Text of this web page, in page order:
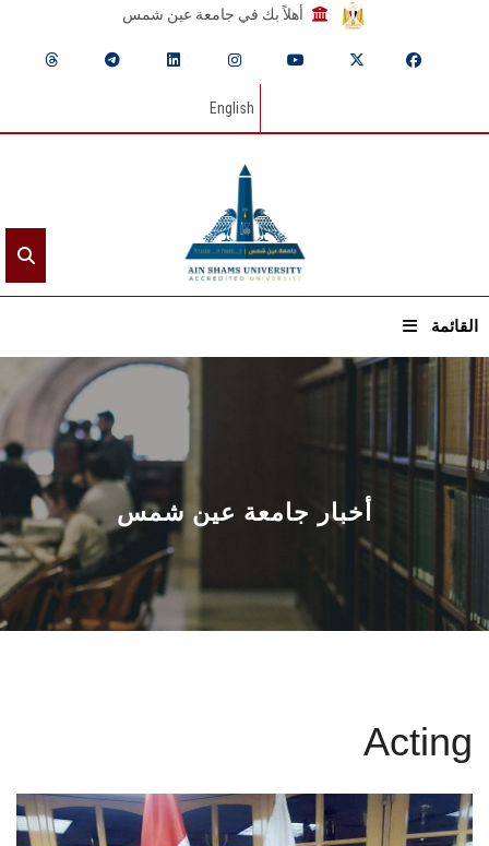
أهلاً بك في جامعة عين شمس
English
القائمة
الرئيسيـة
عن الجامعة
القطاعـات
الشئون الأكاديمية
البحث العلمي
الأنظمة الذكية
أخبار جامعة عين شمس
Acting